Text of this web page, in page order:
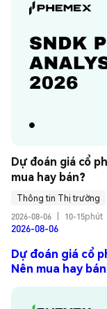
Dự đoán giá cổ
mua hay bán?
Thông tin Thị trường
2026-08-06
10-15phút
2026-08-06
Dự đoán giá cổ
Nên mua hay